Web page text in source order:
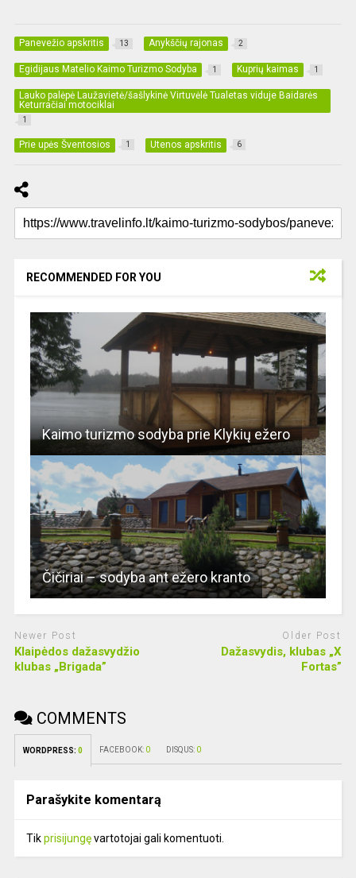
Panevežio apskritis 13 Anykščių rajonas 2
Egidijaus Matelio Kaimo Turizmo Sodyba 1 Kuprių kaimas 1
Lauko palėpė Laužavietė/šašlykinė Virtuvėlė Tualetas viduje Baidarės
Keturračiai motociklai
1
Prie upės Šventosios 1 Utenos apskritis 6
RECOMMENDED FOR YOU
Kaimo turizmo sodyba prie Klykių ežero
Čičiriai – sodyba ant ežero kranto
Newer Post
Klaipėdos dažasvydžio
klubas „Brigada”
Older Post
Dažasvydis, klubas „X
Fortas”
COMMENTS
WORDPRESS: 0 FACEBOOK: 0 DISQUS: 0
Parašykite komentarą
Tikprisijungęvartotojai gali komentuoti.